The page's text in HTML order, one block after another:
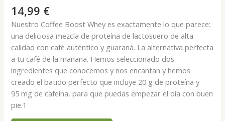
14,99 €
Nuestro Coffee Boost Whey es exactamente lo que parece:
una deliciosa mezcla de proteína de lactosuero de alta
calidad con café auténtico y guaraná. La alternativa perfecta
a tu café de la mañana. Hemos seleccionado dos
ingredientes que conocemos y nos encantan y hemos
creado el batido perfecto que incluye 20 g de proteína y
95 mg de cafeína, para que puedas empezar el día con buen
pie.1